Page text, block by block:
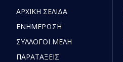
ΑΡΧΙΚΗ ΣΕΛΙΔΑ
ΕΝΗΜΕΡΩΣΗ
ΣΥΛΛΟΓΟΙ ΜΕΛΗ
ΠΑΡΑΤΑΞΕΙΣ